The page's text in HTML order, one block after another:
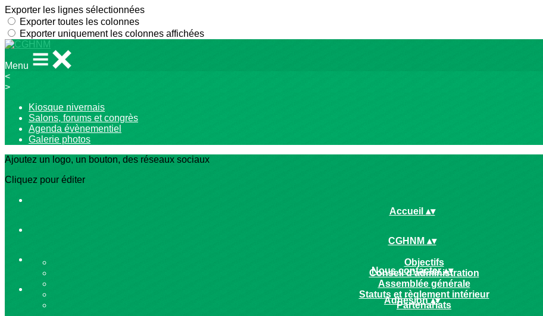
Exporter les lignes sélectionnées
Exporter toutes les colonnes
Exporter uniquement les colonnes affichées
Menu
<
>
Kiosque nivernais
Salons, forums et congrès
Agenda évènementiel
Galerie photos
Ajoutez un logo, un bouton, des réseaux sociaux
Cliquez pour éditer
Accueil ▴▾
CGHNM ▴▾
Objectifs
Conseil d'administration
Assemblée générale
Statuts et règlement intérieur
Partenariats
Nous contacter▴▾
Adhésion▴▾